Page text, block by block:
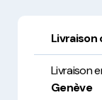
Livraison
Genève